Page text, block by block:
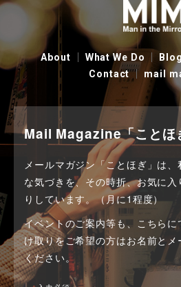
About What We Do
Contact
mail
Mail Magazine「ことほ
メールマガジン「ことほぎ」は
な気づきを、その時折、お気に
りしています。（月に1程度）
イベントのご案内等も、こちら
け取りをご希望の方はお名前と
ください。